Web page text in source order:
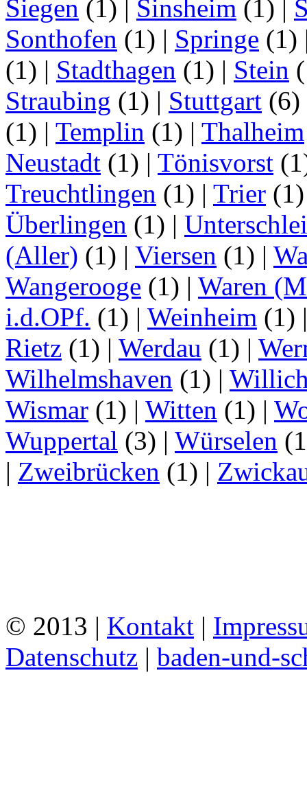
Siegen (1) Sinsheim (1)
Sonthofen (1) | Springe (1)
(1) | Stadthagen (1) | Stein
Straubing (1) | Stuttgart (6)
(1) | Templin (1) | Thalheim
Neustadt (1) | Tönisvorst
Treuchtlingen (1) | Trier
Überlingen (1) |
(Aller) (1) | Viersen (1) |
Wangerooge (1) | Waren
i.d.OPf. (1) | Weinheim (1)
Rietz (1) | Werdau (1) |
Wilhelmshaven (1) |
Wismar (1) | Witten (1) |
Wuppertal (3) | Würselen
| Zweibrücken (1) |
© 2013 | Kontakt |
Datenschutz | baden-und-